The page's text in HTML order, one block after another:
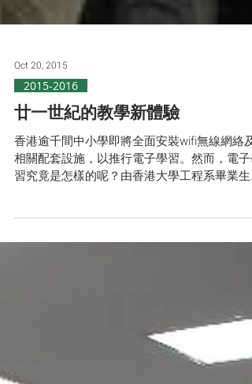
Oct 20, 2015
2015-2016
廿一世紀的教學新體驗
香港逾千間中小學即將全面安裝wifi無線網絡及
範。 他們成立了一域出版有限公司，旨在推廣